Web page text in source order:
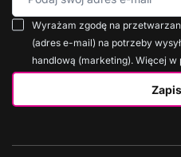
Wyrażam zgodę na
(adres e-mail) na potrzeby
handlową (marketing). Więcej w